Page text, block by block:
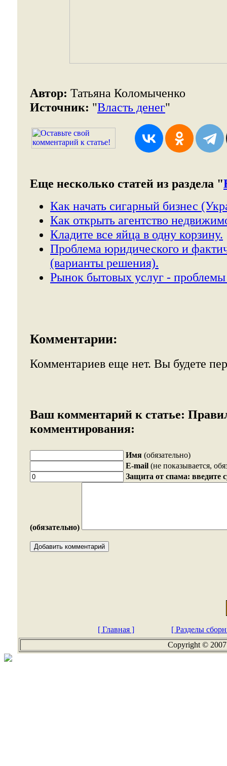
Автор: Татьяна Коломыченко
Источник: "Власть денег"
Еще несколько статей из раздела "
Как начать сигарный бизнес
Как открыть агентство
Кладите все яйца в одну корзину.
Проблема юридического и
(варианты решения).
Рынок бытовых услуг -
Комментарии:
Комментариев еще нет. Вы будете
Ваш комментарий к статье:
комментирования:
Имя (обязательно)
E-mail (не показывается,
Защита от спама: введите
(обязательно)
[ Главная ]
[ Разделы
Copyright ©